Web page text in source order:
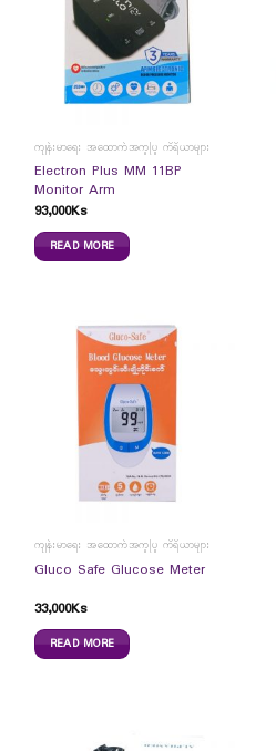
ကျန်းမာရေး အထောက်အကူပြု ကိရိယာများ
Electron Plus MM 11BP
Monitor Arm
93,000Ks
READ MORE
ကျန်းမာရေး အထောက်အကူပြု ကိရိယာများ
Gluco Safe Glucose Meter
33,000Ks
READ MORE